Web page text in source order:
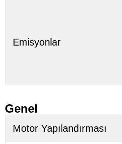
Emisyonlar
Genel
Motor Yapılandırması